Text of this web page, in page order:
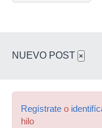
NUEVO POST ×
Regístrate o
hilo